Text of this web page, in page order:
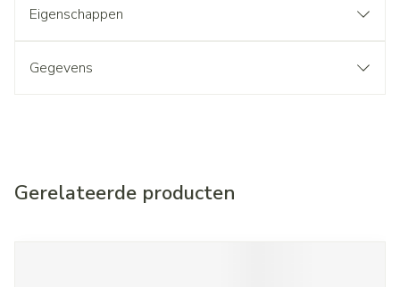
Eigenschappen
Gegevens
Gerelateerde producten